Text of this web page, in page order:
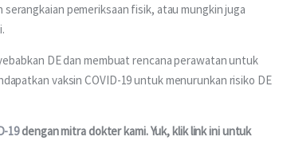
pemeriksaan fisik, atau mungkin juga
DE dan membuat rencana perawatan untuk
vaksin COVID-19 untuk menurunkan risiko DE
19 dengan mitra dokter kami. Yuk, klik link ini untuk